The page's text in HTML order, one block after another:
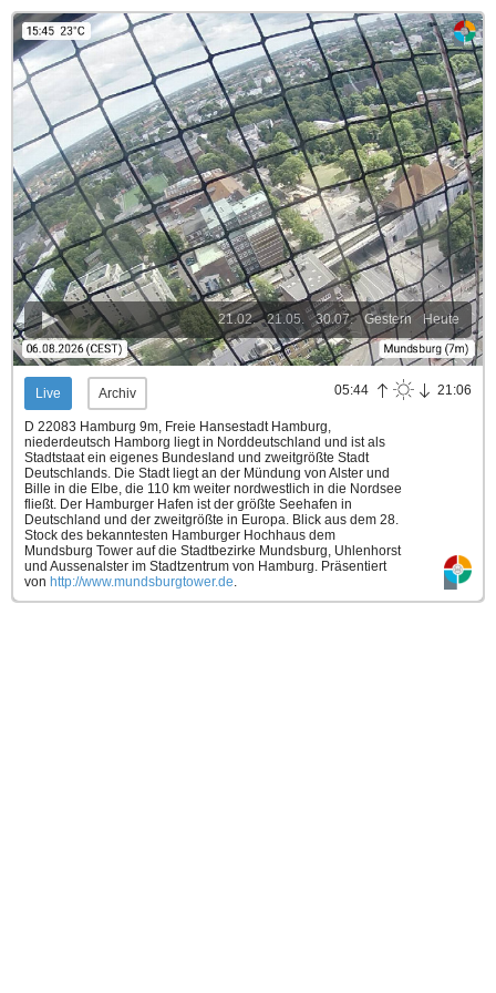
Heute
Gestern
30.07.
21.05.
21.02.
Live Archiv 05:44 21:06
D 22083 Hamburg 9m, Freie Hansestadt Hamburg,
niederdeutsch Hamborg liegt in Norddeutschland und ist als
Stadtstaat ein eigenes Bundesland und zweitgrößte Stadt
Deutschlands. Die Stadt liegt an der Mündung von Alster und
Bille in die Elbe, die 110 km weiter nordwestlich in die Nordsee
fließt. Der Hamburger Hafen ist der größte Seehafen in
Deutschland und der zweitgrößte in Europa. Blick aus dem 28.
Stock des bekanntesten Hamburger Hochhaus dem
Mundsburg Tower auf die Stadtbezirke Mundsburg, Uhlenhorst
und Aussenalster im Stadtzentrum von Hamburg. Präsentiert
von http://www.mundsburgtower.de.